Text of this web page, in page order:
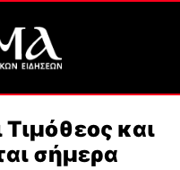
Τιμόθεος και
σήμερα